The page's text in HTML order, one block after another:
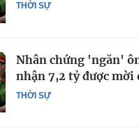
THỜI SỰ
THỜI SỰ
Nhân chứng 'ngăn'
nhận 7,2 tỷ được mời